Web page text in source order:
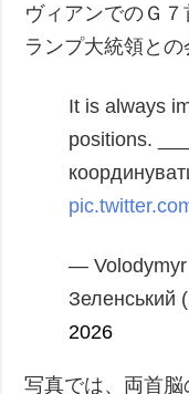
ヴィアンでのＧ
ランプ大統領と
It is always
positions.
—
Зеленський
2026
写真では、両首